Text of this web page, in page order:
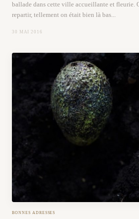
ballade dans cette ville accueillante et fleurie.
repartir, tellement on était bien là bas...
30 MAI 2016
BONNES ADRESSES